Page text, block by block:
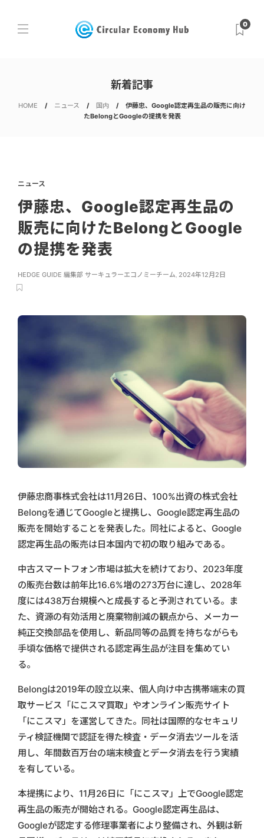
0
新着記事
HOME ニュース 国内
伊藤忠、Google認定再生品の販売に向け
たBelongとGoogleの提携を発表
ニュース
伊藤忠、Google認定再生品の
販売に向けたBelongとGoogle
の提携を発表
HEDGE GUIDE 編集部 サーキュラーエコノミーチーム, 2024年12月2日
伊藤忠商事株式会社は11月26日、100%出資の株式会社
Belongを通じてGoogleと提携し、Google認定再生品の
販売を開始することを発表した。同社によると、Google
認定再生品の販売は日本国内で初の取り組みである。
中古スマートフォン市場は拡大を続けており、2023年度
の販売台数は前年比16.6%増の273万台に達し、2028年
度には438万台規模へと成長すると予測されている。ま
た、資源の有効活用と廃棄物削減の観点から、メーカー
純正交換部品を使用し、新品同等の品質を持ちながらも
手頃な価格で提供される認定再生品が注目を集めてい
る。
Belongは2019年の設立以来、個人向け中古携帯端末の買
取サービス「にこスマ買取」やオンライン販売サイト
「にこスマ」を運営してきた。同社は国際的なセキュリ
ティ検証機関で認証を得た検査・データ消去ツールを活
用し、年間数百万台の端末検査とデータ消去を行う実績
を有している。
本提携により、11月26日に「にこスマ」上でGoogle認定
再生品の販売が開始される。Google認定再生品は、
Googleが認定する修理事業者により整備され、外観は新